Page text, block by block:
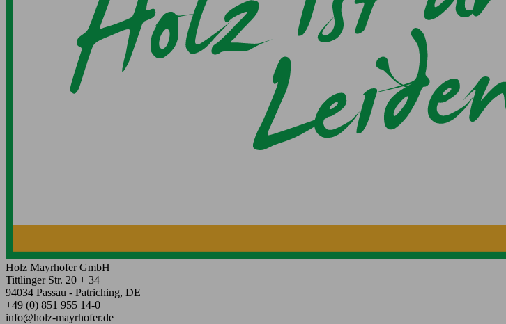
Holz Mayrhofer GmbH
Tittlinger Str. 20 + 34
94034 Passau - Patriching, DE
+49 (0) 851 955 14-0
info@holz-mayrhofer.de